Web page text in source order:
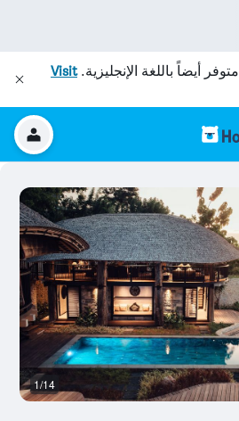
متوفر أيضاً باللغة الإنجليزية.Visit
1/14